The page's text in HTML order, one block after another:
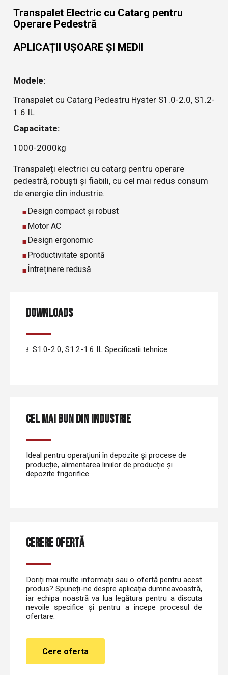
Transpalet Electric cu Catarg pentru
Operare Pedestră
APLICAȚII UȘOARE ȘI MEDII
Modele:
Transpalet cu Catarg Pedestru Hyster S1.0-2.0, S1.2-
1.6 IL
Capacitate:
1000-2000kg
Transpaleți electrici cu catarg pentru operare
pedestră, robuști și fiabili, cu cel mai redus consum
de energie din industrie.
Design compact și robust
Motor AC
Design ergonomic
Productivitate sporită
Întreținere redusă
DOWNLOADS
S1.0-2.0, S1.2-1.6 IL Specificatii tehnice
CEL MAI BUN DIN INDUSTRIE
Ideal pentru operațiuni în depozite și procese de
producție, alimentarea liniilor de producție și
depozite frigorifice.
CERERE OFERTĂ
Doriți mai multe informații sau o ofertă pentru acest
produs? Spuneți-ne despre aplicația dumneavoastră,
iar echipa noastră va lua legătura pentru a discuta
nevoile specifice și pentru a începe procesul de
ofertare.
Cere oferta